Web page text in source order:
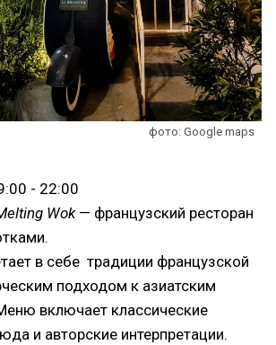
фото: Google maps
- 22:00
Wok— французский ресторан
в себе традиции французской
подходом к азиатским
включает классические
и авторские интерпретации.